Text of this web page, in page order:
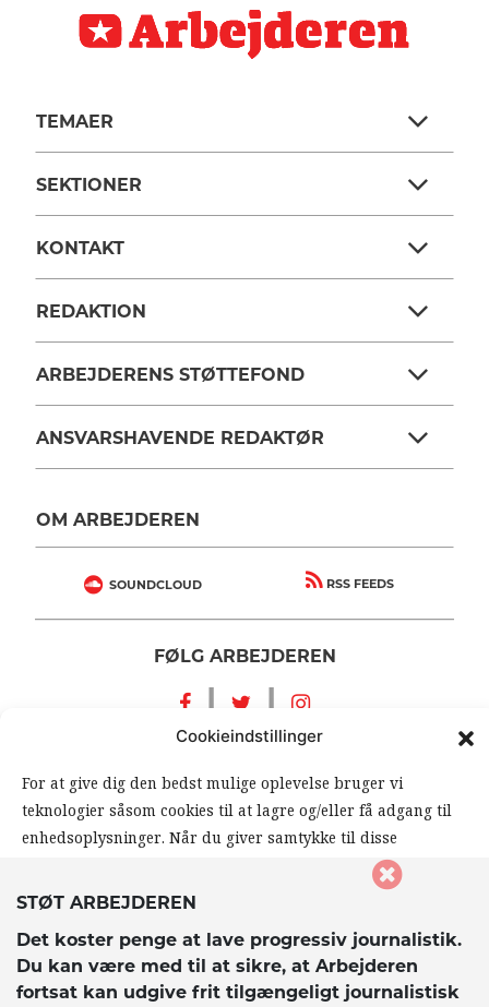
Cookieindstillinger
For at give dig den bedst mulige oplevelse bruger vi
teknologier såsom cookies til at lagre og/eller få adgang til
enhedsoplysninger. Når du giver samtykke til disse
teknologier, giver du os mulighed for at behandle data såsom
din browseradfærd eller unikke ID’er på dette website. Hvis
kan det påvirke visse funktioner og muligheder på
hjemmesiden negativt.
STØT ARBEJDEREN
Det koster penge at lave progressiv journalistik.
Du kan være med til at sikre, at Arbejderen
fortsat kan udgive frit tilgængeligt journalistisk
TEMAER
SEKTIONER
KONTAKT
REDAKTION
ARBEJDERENS STØTTEFOND
ANSVARSHAVENDE REDAKTØR
OM ARBEJDEREN
SOUNDCLOUD RSS FEEDS
FØLG ARBEJDEREN
| |
© 2026 Arbejderen. Alle rettigheder forbeholdes.